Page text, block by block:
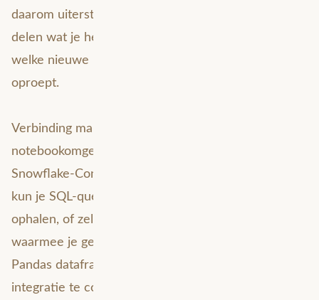
daarom uiterst belangrijk. Het stelt je in staat om te
delen wat je hebt gedaan, wat de uitkomsten zijn en
welke nieuwe inzichten of nieuwe vragen dit
oproept.
Verbinding maken met Snowflake vanuit je
notebookomgeving kan met behulp van het
Snowflake-Connector package in Python. Hiermee
kun je SQL-query’s uitvoeren en de resultaten
ophalen, of zelfs een SQL-alchemy-engine maken
waarmee je gegevens uit Snowflake rechtstreeks in
Pandas dataframes kunt inlezen. Door deze
integratie te combineren met een ArcGIS API voor